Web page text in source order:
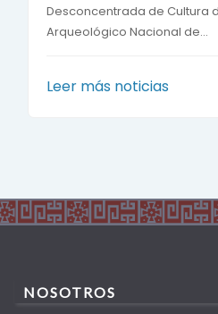
Desconcentrada de Cultura
Arqueológico Nacional de...
Leer más noticias
NOSOTROS